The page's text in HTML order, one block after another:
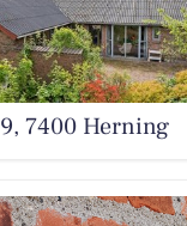
7400 Herning